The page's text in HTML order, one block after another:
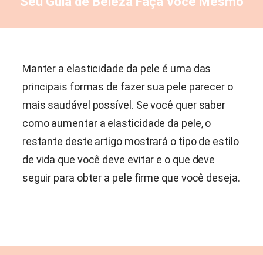
Manter a elasticidade da pele é uma das
principais formas de fazer sua pele parecer o
mais saudável possível. Se você quer saber
como aumentar a elasticidade da pele, o
restante deste artigo mostrará o tipo de estilo
de vida que você deve evitar e o que deve
seguir para obter a pele firme que você deseja.